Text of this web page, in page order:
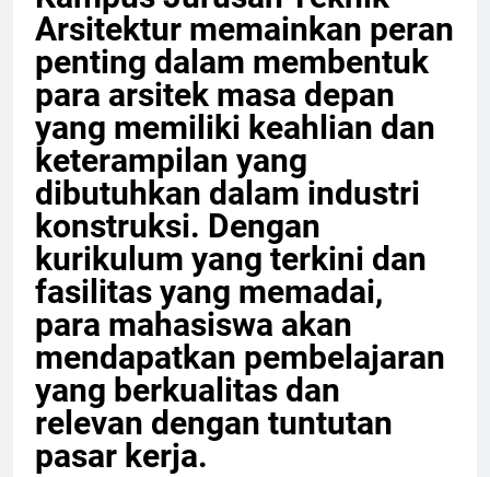
Arsitektur memainkan peran
penting dalam membentuk
para arsitek masa depan
yang memiliki keahlian dan
keterampilan yang
dibutuhkan dalam industri
konstruksi. Dengan
kurikulum yang terkini dan
fasilitas yang memadai,
para mahasiswa akan
mendapatkan pembelajaran
yang berkualitas dan
relevan dengan tuntutan
pasar kerja.